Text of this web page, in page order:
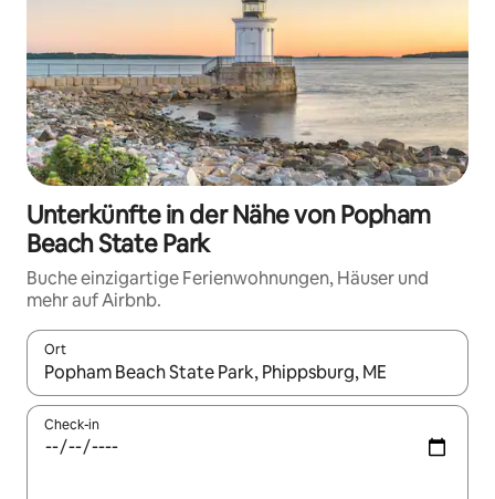
Unterkünfte in der Nähe von Popham
Beach State Park
Buche einzigartige Ferienwohnungen, Häuser und
mehr auf Airbnb.
Ort
Wenn Ergebnisse verfügbar sind, navigiere mit den
Check-in